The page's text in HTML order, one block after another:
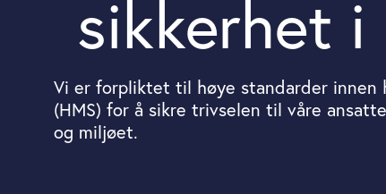
sikkerhet i
Vi er forpliktet til høye standarder innen
(HMS) for å sikre trivselen til våre
og miljøet.